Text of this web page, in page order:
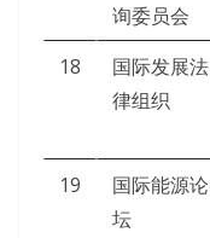
询委员会
18
国际发展法
律组织
19
国际能源论
坛